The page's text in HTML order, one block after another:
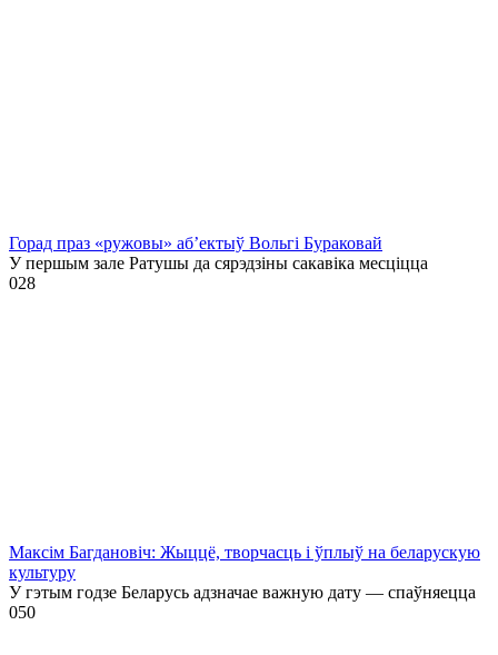
Горад праз «ружовы» аб’ектыў Вольгі Бураковай
У першым зале Ратушы да сярэдзіны сакавіка месціцца
028
Максім Багдановіч: Жыццё, творчасць і ўплыў на беларускую
культуру
У гэтым годзе Беларусь адзначае важную дату — спаўняецца
050